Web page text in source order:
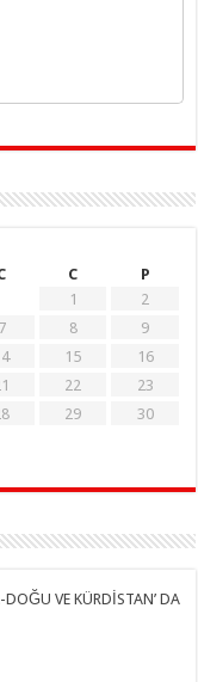
C
P
1
2
7 8
9
15
16
22
23
29
30
VE KÜRDİSTAN’ DA